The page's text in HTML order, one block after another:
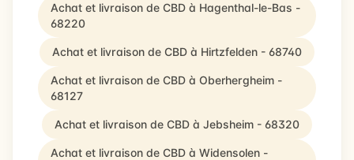
Achat et livraison de CBD à Hagenthal-le-Bas -
68220
Achat et livraison de CBD à Hirtzfelden - 68740
Achat et livraison de CBD à Oberhergheim -
68127
Achat et livraison de CBD à Jebsheim - 68320
Achat et livraison de CBD à Widensolen -